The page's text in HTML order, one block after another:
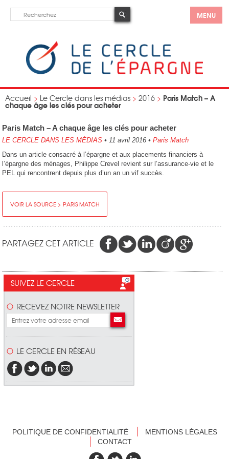
MENU
Accueil > Le Cercle dans les médias > 2016 > Paris Match – A
chaque âge les clés pour acheter
Paris Match – A chaque âge les clés pour acheter
LE CERCLE DANS LES MÉDIAS • 11 avril 2016• Paris Match
Dans un article consacré à l’épargne et aux placements financiers à
l’épargne des ménages, Philippe Crevel revient sur l’assurance-vie et le
PEL qui rencontrent depuis plus d’un an un vif succès.
VOIR LA SOURCE > PARIS MATCH
PARTAGEZ CET ARTICLE
SUIVEZ LE CERCLE
RECEVEZ NOTRE NEWSLETTER
LE CERCLE EN RÉSEAU
POLITIQUE DE CONFIDENTIALITÉ
MENTIONS LÉGALES
CONTACT